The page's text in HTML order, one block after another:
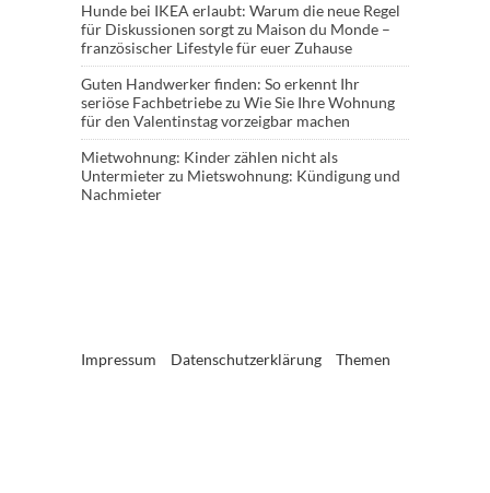
Hunde bei IKEA erlaubt: Warum die neue Regel
für Diskussionen sorgtzu Maison du Monde –
französischer Lifestyle für euer Zuhause
Guten Handwerker finden: So erkennt Ihr
seriöse Fachbetriebezu Wie Sie Ihre Wohnung
für den Valentinstag vorzeigbar machen
Mietwohnung: Kinder zählen nicht als
Untermieterzu Mietswohnung: Kündigung und
Nachmieter
Impressum Datenschutzerklärung Themen